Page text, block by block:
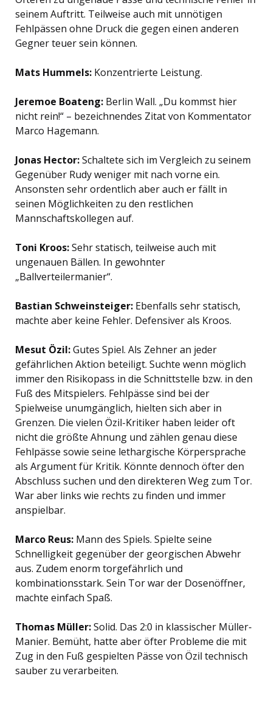
seinem Auftritt. Teilweise auch mit unnötigen
Fehlpässen ohne Druck die gegen einen anderen
Gegner teuer sein können.
Mats Hummels: Konzentrierte Leistung.
Jeremoe Boateng: Berlin Wall. „Du kommst hier
nicht rein!“ – bezeichnendes Zitat von Kommentator
Marco Hagemann.
Jonas Hector:Schaltete sich im Vergleich zu seinem
Gegenüber Rudy weniger mit nach vorne ein.
Ansonsten sehr ordentlich aber auch er fällt in
seinen Möglichkeiten zu den restlichen
Mannschaftskollegen auf.
Toni Kroos:Sehr statisch, teilweise auch mit
ungenauen Bällen. In gewohnter
„Ballverteilermanier“.
Bastian Schweinsteiger: Ebenfalls sehr statisch,
machte aber keine Fehler. Defensiver als Kroos.
Mesut Özil:Gutes Spiel. Als Zehner an jeder
gefährlichen Aktion beteiligt. Suchte wenn möglich
immer den Risikopass in die Schnittstelle bzw. in den
Fuß des Mitspielers. Fehlpässe sind bei der
Spielweise unumgänglich, hielten sich aber in
Grenzen. Die vielen Özil-Kritiker haben leider oft
nicht die größte Ahnung und zählen genau diese
Fehlpässe sowie seine lethargische Körpersprache
als Argument für Kritik. Könnte dennoch öfter den
Abschluss suchen und den direkteren Weg zum Tor.
War aber links wie rechts zu finden und immer
anspielbar.
Marco Reus: Mann des Spiels. Spielte seine
Schnelligkeit gegenüber der georgischen Abwehr
aus. Zudem enorm torgefährlich und
kombinationsstark. Sein Tor war der Dosenöffner,
machte einfach Spaß.
Thomas Müller:Solid. Das 2:0 in klassischer Müller-
Manier. Bemüht, hatte aber öfter Probleme die mit
Zug in den Fuß gespielten Pässe von Özil technisch
sauber zu verarbeiten.